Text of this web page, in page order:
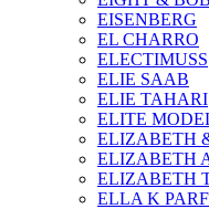
EISENBERG
EL CHARRO
ELECTIMUSS
ELIE SAAB
ELIE TAHARI
ELITE
ELIZABETH
ELIZABETH
ELIZABETH
ELLA K